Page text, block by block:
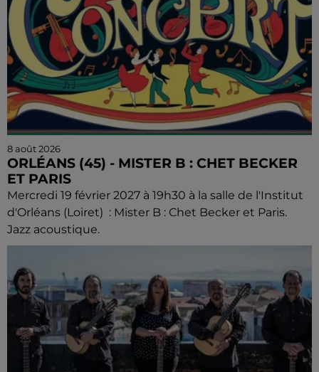
8 août 2026
ORLÉANS (45) - MISTER B : CHET BECKER
ET PARIS
Mercredi 19 février 2027 à 19h30 à la salle de l'Institut
d'Orléans (Loiret) : Mister B : Chet Becker et Paris.
Jazz acoustique.